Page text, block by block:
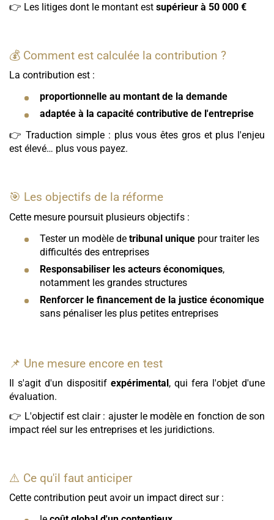
👉 Les litiges dont le montant est supérieur à 50 000 €
💰 Comment est calculée la contribution ?
La contribution est :
proportionnelle au montant de la demande
adaptée à la capacité contributive de l'entreprise
👉 Traduction simple : plus vous êtes gros et plus l'enjeu
est élevé… plus vous payez.
🎯 Les objectifs de la réforme
Cette mesure poursuit plusieurs objectifs :
Tester un modèle de tribunal unique pour traiter les
difficultés des entreprises
Responsabiliser les acteurs économiques,
notamment les grandes structures
Renforcer le financement de la justice économique
sans pénaliser les plus petites entreprises
📌 Une mesure encore en test
Il s'agit d'un dispositif expérimental, qui fera l'objet d'une
évaluation.
👉 L'objectif est clair : ajuster le modèle en fonction de son
impact réel sur les entreprises et les juridictions.
⚠️ Ce qu'il faut anticiper
Cette contribution peut avoir un impact direct sur :